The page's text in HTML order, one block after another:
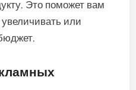
Это поможет вам
увеличивать или